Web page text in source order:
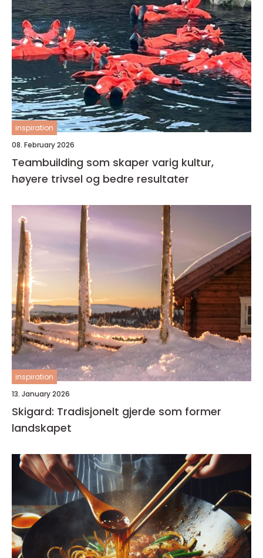
inspiration
08. February 2026
Teambuilding som skaper varig kultur,
høyere trivsel og bedre resultater
inspiration
13. January 2026
Skigard: Tradisjonelt gjerde som former
landskapet